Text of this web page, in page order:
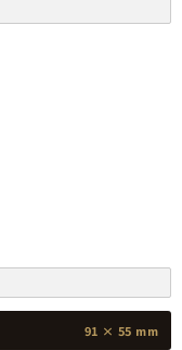
91 × 55 mm